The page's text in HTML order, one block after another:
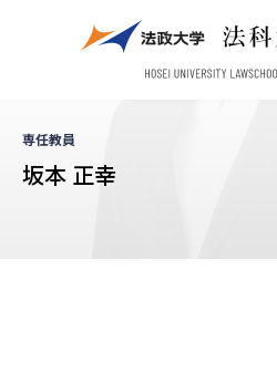
専任教員
坂本 正幸